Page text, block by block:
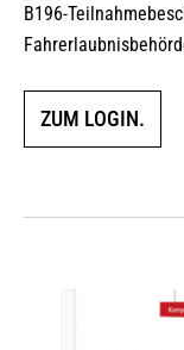
B196-
ZUM LOGIN.